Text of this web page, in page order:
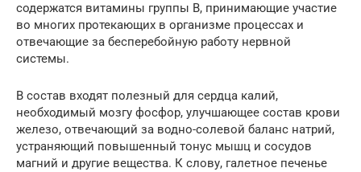
содержатся витамины группы В, принимающие участие
во многих протекающих в организме процессах и
отвечающие за бесперебойную работу нервной
системы.
В состав входят полезный для сердца калий,
необходимый мозгу фосфор, улучшающее состав крови
железо, отвечающий за водно-солевой баланс натрий,
устраняющий повышенный тонус мышц и сосудов
магний и другие вещества. К слову, галетное печенье